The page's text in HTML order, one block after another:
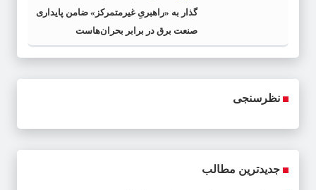
گذار به «راهبریِ غیرمتمرکز» ضامن پایداری
صنعت برق در برابر بحران‌هاست
نظرسنجی
جدیدترین مطالب